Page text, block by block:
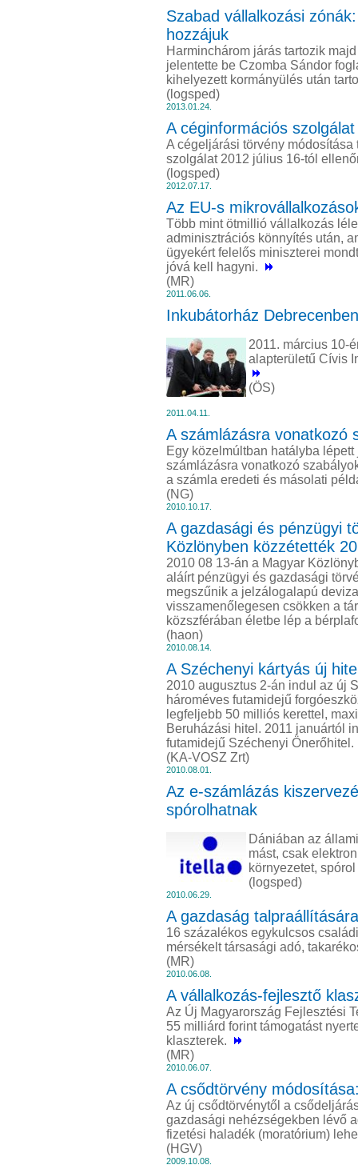
Szabad vállalkozási
hozzájuk
Harminchárom járás tartozik
jelentette be Czomba Sándor
kihelyezett kormányülés után
(logsped)
2013.01.24.
A céginformációs
A cégeljárási törvény
szolgálat 2012 július 16-tól
(logsped)
2012.07.17.
Az EU-s
Több mint ötmillió vállalkozás
adminisztrációs könnyítés után,
ügyekért felelős miniszterei
jóvá kell hagyni.
(MR)
2011.06.06.
Inkubátorház Debrecenben
2011. március 10-
alapterületű Cívis
(ÖS)
2011.04.11.
A számlázásra vonatkozó
Egy közelmúltban hatályba
számlázásra vonatkozó
a számla eredeti és másolati
(NG)
2010.10.17.
A gazdasági és pénzügyi
Közlönyben közzétették
2010 08 13-án a Magyar
aláírt pénzügyi és gazdasági
megszűnik a jelzálogalapú
visszamenőlegesen csökken a
közszférában életbe lép a
(haon)
2010.08.14.
A Széchenyi kártyás új
2010 augusztus 2-án indul az új
hároméves futamidejű
legfeljebb 50 milliós kerettel,
Beruházási hitel. 2011 januártól
futamidejű Széchenyi
(KA-VOSZ Zrt)
2010.08.01.
Az e-számlázás
spórolhatnak
Dániában az
mást, csak
környezetet,
(logsped)
2010.06.29.
A gazdaság
16 százalékos egykulcsos
mérsékelt társasági adó,
(MR)
2010.06.08.
A vállalkozás-fejlesztő
Az Új Magyarország Fejlesztési
55 milliárd forint támogatást
klaszterek.
(MR)
2010.06.07.
A csődtörvény
Az új csődtörvénytől a
gazdasági nehézségekben lévő
fizetési haladék (moratórium)
(HGV)
2009.10.08.